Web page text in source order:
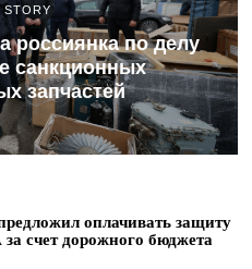
STORY
россиянка по делу
санкционных
запчастей
оплачивать защиту
счет дорожного бюджета